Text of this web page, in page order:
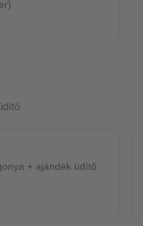
+ ajándék üdítő